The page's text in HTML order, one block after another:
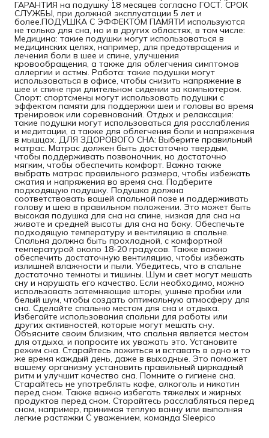
ГАРАНТИЯ на подушку 18 месяцев согласно ГОСТ. СРОК
СЛУЖБЫ, при должной эксплуатации 5 лет и
более.ПОДУШКА С ЭФФЕКТОМ ПАМЯТИ используются
не только для сна, но и в других областях, в том числе:
Медицина: такие подушки могут использоваться в
медицинских целях, например, для предотвращения и
лечения боли в шее и спине, улучшения
кровообращения, а также для облегчения симптомов
аллергии и астмы. Работа: такие подушки могут
использоваться в офисе, чтобы снизить напряжение в
шее и спине при длительном сидении за компьютером.
Спорт: спортсмены могут использовать подушки с
эффектом памяти для поддержки шеи и головы во время
тренировок или соревнований. Отдых и релаксация:
такие подушки могут использоваться для расслабления
и медитации, а также для облегчения боли и напряжения
в мышцах. ДЛЯ ЗДОРОВОГО СНА: Выберите правильный
матрас. Матрас должен быть достаточно твердым,
чтобы поддерживать позвоночник, но достаточно
мягким, чтобы обеспечить комфорт. Важно также
выбрать матрас правильного размера, чтобы избежать
сжатия и напряжения во время сна. Подберите
подходящую подушку. Подушка должна
соответствовать вашей спальной позе и поддерживать
голову и шею в правильном положении. Это может быть
высокая подушка для сна на спине, низкая для сна на
животе и средней высоты для сна на боку. Обеспечьте
подходящую температуру и вентиляцию в спальне.
Спальня должна быть прохладной, с комфортной
температурой около 18-20 градусов. Также важно
обеспечить достаточную вентиляцию, чтобы избежать
излишней влажности и пыли. Убедитесь, что в спальне
достаточно темноты и тишины. Шум и свет могут мешать
сну и нарушать его качество. Если необходимо, можно
использовать затемняющие шторы, ушные пробки или
белый шум, чтобы создать оптимальную атмосферу для
сна. Сделайте спальню местом для сна и отдыха.
Избегайте использования спальни для работы или
других активностей, которые могут мешать сну.
Объясните своим близким, что спальня является местом
для отдыха, и попросите их уважать это. Установите
режим сна. Старайтесь ложиться и вставать в одно и то
же время каждый день, даже в выходные. Это поможет
вашему организму установить правильный циркадный
ритм и улучшит качество сна. Помните о гигиене сна.
Старайтесь не употреблять кофе, алкоголь и никотин
перед сном. Также важно избегать тяжелых и жирных
продуктов перед сном. Старайтесь расслабляться перед
сном, например, принимая теплую ванну или выполняя
легкие растяжки С уважением, команда Sleepico